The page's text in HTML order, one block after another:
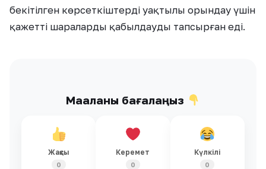
бекітілген көрсеткіштерді уақтылы орындау үшін
қажетті шараларды қабылдауды тапсырған еді.
Мақаланы бағалаңыз
Жақсы
0
Керемет
0
Күлкілі
0